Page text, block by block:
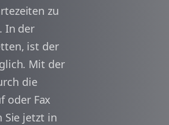
1 arrow_forward
zu
In der
ist der
Mit der
die
oder Fax
Sie jetzt in